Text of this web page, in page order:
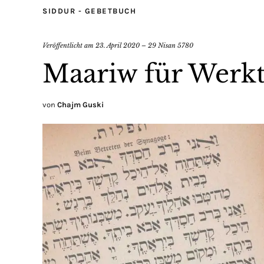
SIDDUR - GEBETBUCH
Veröffentlicht am 23. April 2020 – 29 Nisan 5780
Maariw für
von Chajm Guski